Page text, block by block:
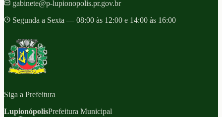
gabinete@p-lupionopolis.pr.gov.br
Segunda a Sexta — 08:00 às 12:00 e 14:00 às 16:00
Siga a Prefeitura
LupionópolisPrefeitura Municipal